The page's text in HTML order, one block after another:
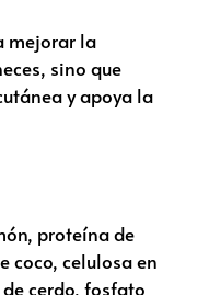
mejorar la
sino que
y apoya la
proteína de
coco, celulosa en
cerdo, fosfato